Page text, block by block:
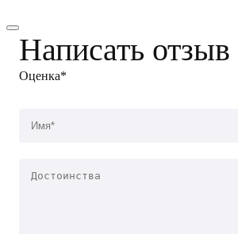
Написать отзыв
Оценка*